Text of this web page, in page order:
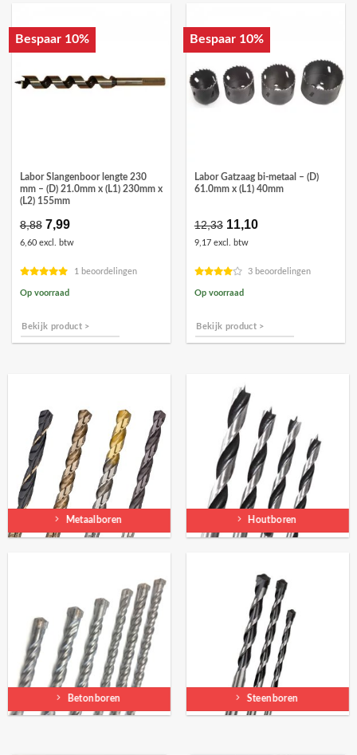
Bespaar 10%
Labor Slangenboor lengte 230
mm – (D) 21.0mm x (L1) 230mm x
(L2) 155mm
8,88 Oorspronkelijke
prijs
was:
7,99Huidige
is:
6,60 excl. btw
1 beoordelingen
Op voorraad
Bekijk product >
Bespaar 10%
Labor Gatzaag bi-metaal – (D)
61.0mm x (L1) 40mm
12,33 Oorspronkelijke
prijs
was:
11,10Huidige
9,17 excl. btw
3 beoordelingen
Op voorraad
Bekijk product >
Metaalboren Houtboren
Betonboren Steenboren